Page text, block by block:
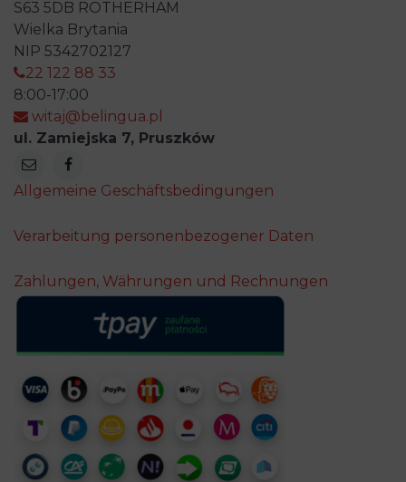
S63 5DB ROTHERHAM
Wielka Brytania
NIP 5342702127
22 122 88 33
8:00-17:00
witaj@belingua.pl
ul. Zamiejska 7, Pruszków
Allgemeine Geschäftsbedingungen
Verarbeitung personenbezogener Daten
Zahlungen, Währungen und Rechnungen